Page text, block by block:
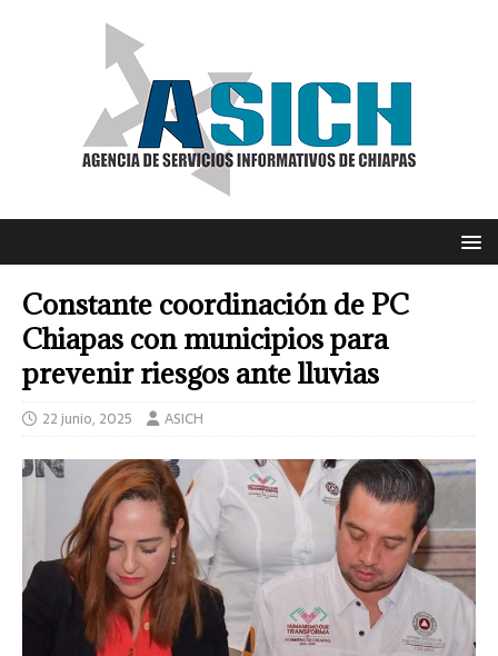
Constante coordinación de PC
Chiapas con municipios para
prevenir riesgos ante lluvias
22 junio, 2025 ASICH